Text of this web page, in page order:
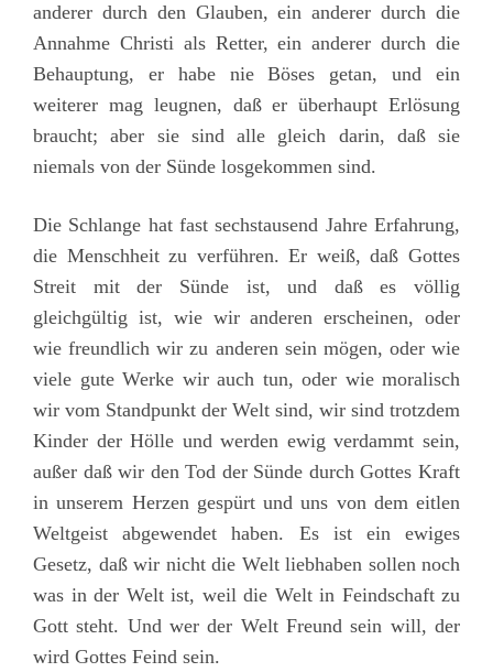
anderer durch den Glauben, ein anderer durch die
Annahme Christi als Retter, ein anderer durch die
Behauptung, er habe nie Böses getan, und ein
weiterer mag leugnen, daß er überhaupt Erlösung
braucht; aber sie sind alle gleich darin, daß sie
niemals von der Sünde losgekommen sind.
Die Schlange hat fast sechstausend Jahre Erfahrung,
die Menschheit zu verführen. Er weiß, daß Gottes
Streit mit der Sünde ist, und daß es völlig
gleichgültig ist, wie wir anderen erscheinen, oder
wie freundlich wir zu anderen sein mögen, oder wie
viele gute Werke wir auch tun, oder wie moralisch
wir vom Standpunkt der Welt sind, wir sind trotzdem
Kinder der Hölle und werden ewig verdammt sein,
außer daß wir den Tod der Sünde durch Gottes Kraft
in unserem Herzen gespürt und uns von dem eitlen
Weltgeist abgewendet haben. Es ist ein ewiges
Gesetz, daß wir nicht die Welt liebhaben sollen noch
was in der Welt ist, weil die Welt in Feindschaft zu
Gott steht. Und wer der Welt Freund sein will, der
wird Gottes Feind sein.